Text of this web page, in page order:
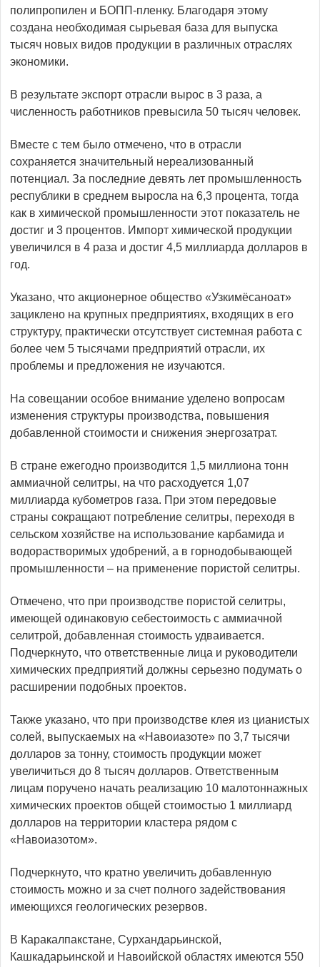
полипропилен и БОПП-пленку. Благодаря этому
создана необходимая сырьевая база для выпуска
тысяч новых видов продукции в различных отраслях
экономики.
В результате экспорт отрасли вырос в 3 раза, а
численность работников превысила 50 тысяч человек.
Вместе с тем было отмечено, что в отрасли
сохраняется значительный нереализованный
потенциал. За последние девять лет промышленность
республики в среднем выросла на 6,3 процента, тогда
как в химической промышленности этот показатель не
достиг и 3 процентов. Импорт химической продукции
увеличился в 4 раза и достиг 4,5 миллиарда долларов в
год.
Указано, что акционерное общество «Узкимёсаноат»
зациклено на крупных предприятиях, входящих в его
структуру, практически отсутствует системная работа с
более чем 5 тысячами предприятий отрасли, их
проблемы и предложения не изучаются.
На совещании особое внимание уделено вопросам
изменения структуры производства, повышения
добавленной стоимости и снижения энергозатрат.
В стране ежегодно производится 1,5 миллиона тонн
аммиачной селитры, на что расходуется 1,07
миллиарда кубометров газа. При этом передовые
страны сокращают потребление селитры, переходя в
сельском хозяйстве на использование карбамида и
водорастворимых удобрений, а в горнодобывающей
промышленности – на применение пористой селитры.
Отмечено, что при производстве пористой селитры,
имеющей одинаковую себестоимость с аммиачной
селитрой, добавленная стоимость удваивается.
Подчеркнуто, что ответственные лица и руководители
химических предприятий должны серьезно подумать о
расширении подобных проектов.
Также указано, что при производстве клея из цианистых
солей, выпускаемых на «Навоиазоте» по 3,7 тысячи
долларов за тонну, стоимость продукции может
увеличиться до 8 тысяч долларов. Ответственным
лицам поручено начать реализацию 10 малотоннажных
химических проектов общей стоимостью 1 миллиард
долларов на территории кластера рядом с
«Навоиазотом».
Подчеркнуто, что кратно увеличить добавленную
стоимость можно и за счет полного задействования
имеющихся геологических резервов.
В Каракалпакстане, Сурхандарьинской,
Кашкадарьинской и Навоийской областях имеются 550